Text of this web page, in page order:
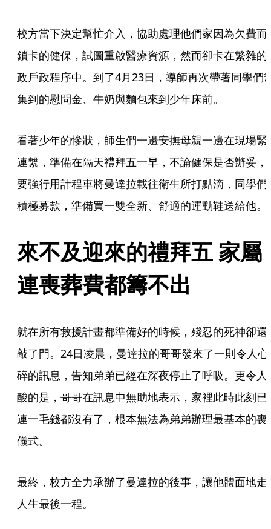
校方當下決定幫忙介入，協助處理他們家因為欠費而
鎖卡的健保，試圖重啟醫療資源，然而卻卡在繁雜的
政戶政程序中。到了4月23日，導師再次帶著同學們
集到的慰問金、牛奶與麵包來到少年床前。
看著少年的慘狀，師生們一邊安撫母親一邊在現場緊
連繫，準備在隔天禮拜五一早，不論健保是否辦妥，
要強行用計程車將曼達拉載往衛生所打點滴，同學們
積極募款，準備買一雙全新、舒適的運動鞋送給他。
來不及迎來的禮拜五 家屬
連喪葬費都籌不出
就在所有救援計畫都準備好的時候，殘忍的死神卻還
敲了門。24日凌晨，曼達拉的哥哥發來了一則令人心
碎的訊息，告知弟弟已經在深夜停止了呼吸。更令人
酸的是，哥哥在訊息中無助地表示，家裡此時此刻已
連一毛錢都沒有了，根本無法為弟弟辦理最基本的喪
儀式。
最終，校方全力承辦了曼達拉的後事，讓他體面地走
人生最後一程。